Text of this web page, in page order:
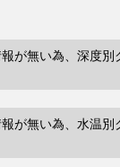
が無い為、深度別
が無い為、水温別